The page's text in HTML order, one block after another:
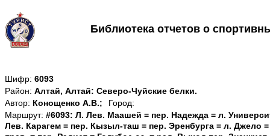
Библиотека отчетов о
Шифр: 6093
Район: Алтай, Алтай: Северо-Чуйские белки.
Автор: Конощенко А.В.;
Город:
Маршрут: #6093: Л. Лев. Маашей = пер. Надежда = л.
Лев. Карагем = пер. Кызыл-таш = пер. Эренбурга = л. Джело